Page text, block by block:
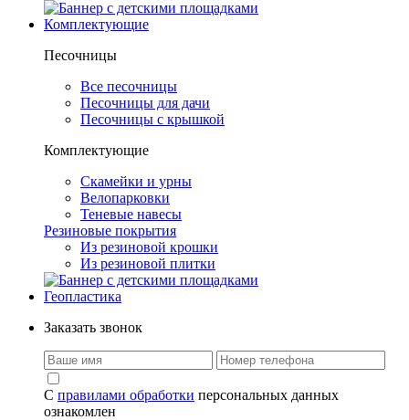
Комплектующие
Песочницы
Все песочницы
Песочницы для дачи
Песочницы с крышкой
Комплектующие
Скамейки и урны
Велопарковки
Теневые навесы
Резиновые покрытия
Из резиновой крошки
Из резиновой плитки
Геопластика
Заказать звонок
С правилами обработки персональных данных
ознакомлен